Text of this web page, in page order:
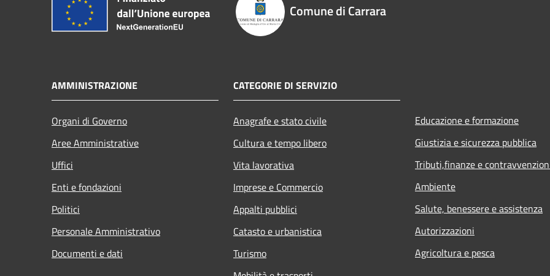
Comune di Carrara
AMMINISTRAZIONE
Organi di Governo
Aree Amministrative
Uffici
Enti e fondazioni
Politici
Personale Amministrativo
Documenti e dati
CATEGORIE DI SERVIZIO
Anagrafe e stato civile
Cultura e tempo libero
Vita lavorativa
Imprese e Commercio
Appalti pubblici
Catasto e urbanistica
Turismo
Educazione e formazione
Giustizia e sicurezza pubblica
Tributi,finanze e
Ambiente
Salute, benessere e assistenza
Autorizzazioni
Agricoltura e pesca